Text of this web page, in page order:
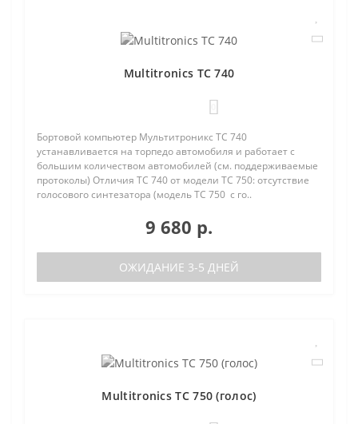
Multitronics TC 740
Бортовой компьютер Мультитроникс TC 740
устанавливается на торпедо автомобиля и работает с
большим количеством автомобилей (см. поддерживаемые
протоколы) Отличия TC 740 от модели TC 750: отсутствие
голосового синтезатора (модель TC 750 с го..
9 680 р.
ОЖИДАНИЕ 3-5 ДНЕЙ
Multitronics TC 750 (голос)